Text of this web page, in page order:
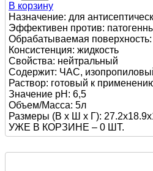
В корзину
Назначение: для
Эффективен против:
Обрабатываемая поверхность:
Консистенция: жидкость
Свойства: нейтральный
Содержит: ЧАС,
Раствор: готовый к
Значение pH: 6,5
Объем/Масса: 5л
Размеры (В х Ш х Г):
УЖЕ В КОРЗИНЕ – 0 ШТ.